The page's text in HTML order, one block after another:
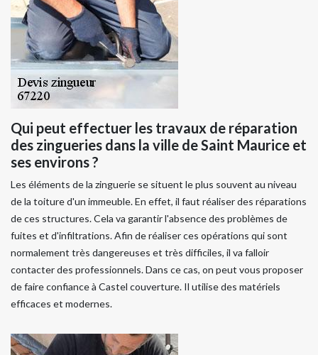
Qui peut effectuer les travaux de réparation
des zingueries dans la ville de Saint Maurice et
ses environs ?
Les éléments de la zinguerie se situent le plus souvent au niveau
de la toiture d'un immeuble. En effet, il faut réaliser des réparations
de ces structures. Cela va garantir l'absence des problèmes de
fuites et d'infiltrations. Afin de réaliser ces opérations qui sont
normalement très dangereuses et très difficiles, il va falloir
contacter des professionnels. Dans ce cas, on peut vous proposer
de faire confiance à Castel couverture. Il utilise des matériels
efficaces et modernes.